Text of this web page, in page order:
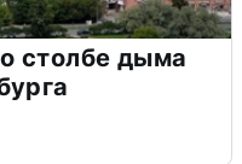
столбе дыма